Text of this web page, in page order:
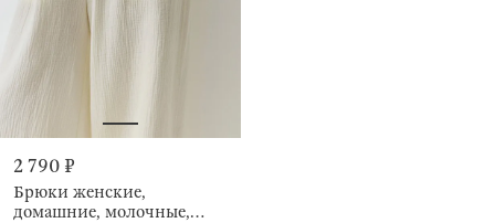
2 790 ₽
Брюки женские,
домашние, молочные,